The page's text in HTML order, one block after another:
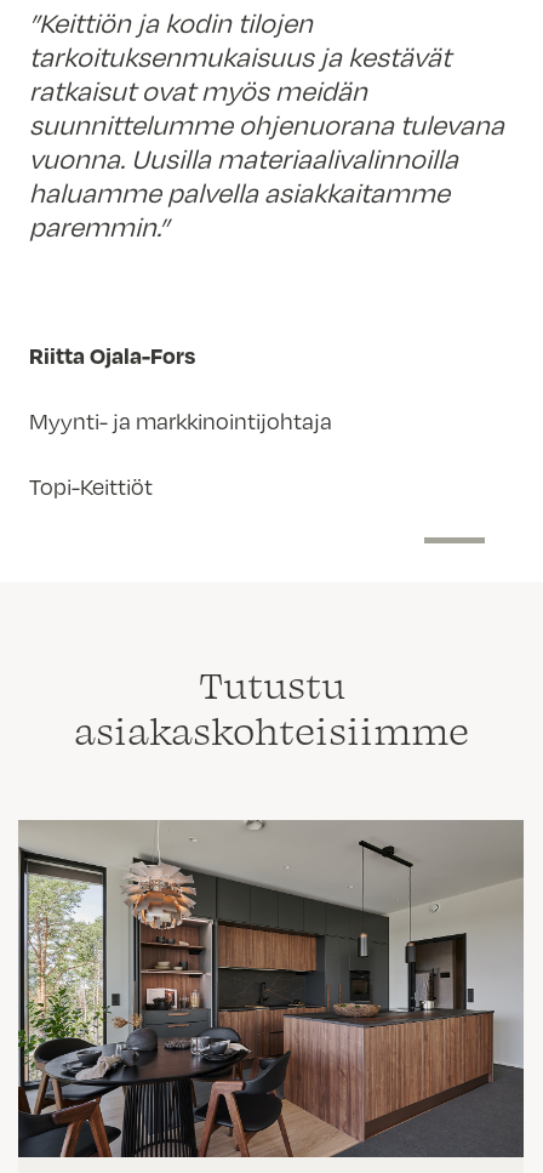
”Keittiön ja kodin tilojen
tarkoituksenmukaisuus ja kestävät
ratkaisut ovat myös meidän
suunnittelumme ohjenuorana tulevana
vuonna. Uusilla materiaalivalinnoilla
haluamme palvella asiakkaitamme
paremmin.”
Riitta Ojala-Fors
Myynti- ja markkinointijohtaja
Topi-Keittiöt
Tutustu
asiakaskohteisiimme